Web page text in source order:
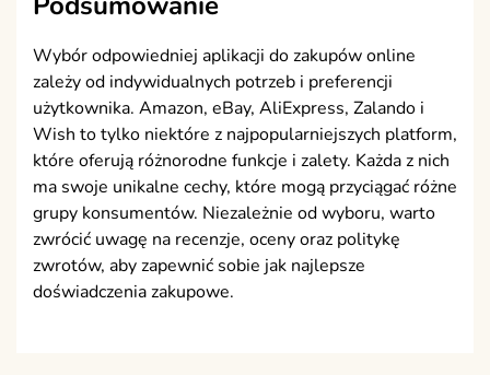
Wybór odpowiedniej aplikacji do zakupów online
zależy od indywidualnych potrzeb i preferencji
użytkownika. Amazon, eBay, AliExpress, Zalando i
Wish to tylko niektóre z najpopularniejszych platform,
które oferują różnorodne funkcje i zalety. Każda z nich
ma swoje unikalne cechy, które mogą przyciągać różne
grupy konsumentów. Niezależnie od wyboru, warto
zwrócić uwagę na recenzje, oceny oraz politykę
zwrotów, aby zapewnić sobie jak najlepsze
doświadczenia zakupowe.